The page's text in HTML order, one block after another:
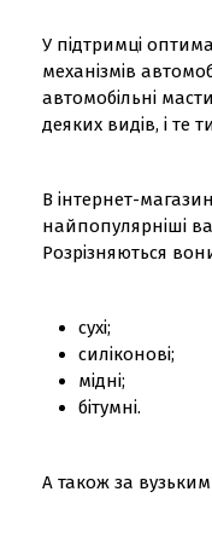
У підтримці
механізмів
автомобільні
деяких видів, і те
В інтернет-
найпопулярніші
Розрізняються
сухі;
силіконові;
мідні;
бітумні.
А також за